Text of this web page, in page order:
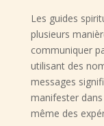
Les guides
plusieurs
communiquer
utilisant des
messages
manifester
même des